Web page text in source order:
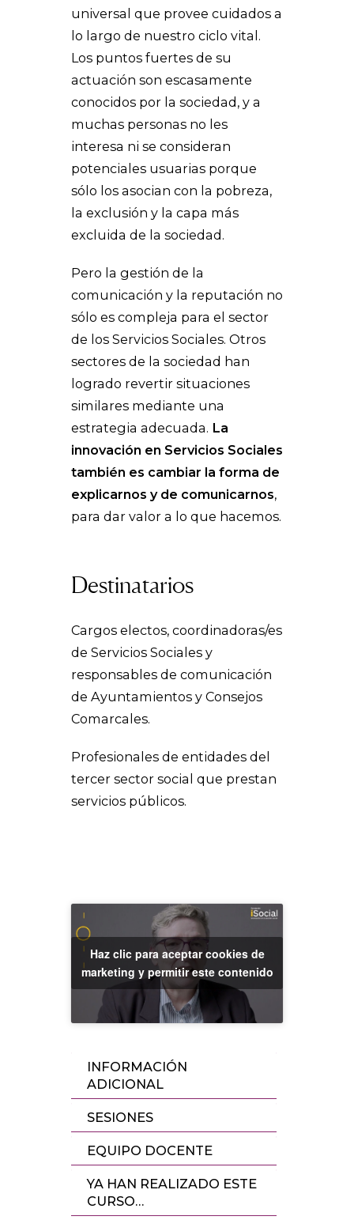
universal que provee cuidados a
lo largo de nuestro ciclo vital.
Los puntos fuertes de su
actuación son escasamente
conocidos por la sociedad, y a
muchas personas no les
interesa ni se consideran
potenciales usuarias porque
sólo los asocian con la pobreza,
la exclusión y la capa más
excluida de la sociedad.
Pero la gestión de la
comunicación y la reputación no
sólo es compleja para el sector
de los Servicios Sociales. Otros
sectores de la sociedad han
logrado revertir situaciones
similares mediante una
estrategia adecuada. La
innovación en Servicios Sociales
también es cambiar la forma de
explicarnos y de comunicarnos,
para dar valor a lo que hacemos.
Destinatarios
Cargos electos, coordinadoras/es
de Servicios Sociales y
responsables de comunicación
de Ayuntamientos y Consejos
Comarcales.
Profesionales de entidades del
tercer sector social que prestan
servicios públicos.
Haz clic para aceptar cookies de
marketing y permitir este contenido
INFORMACIÓN
ADICIONAL
SESIONES
EQUIPO DOCENTE
YA HAN REALIZADO ESTE
CURSO…